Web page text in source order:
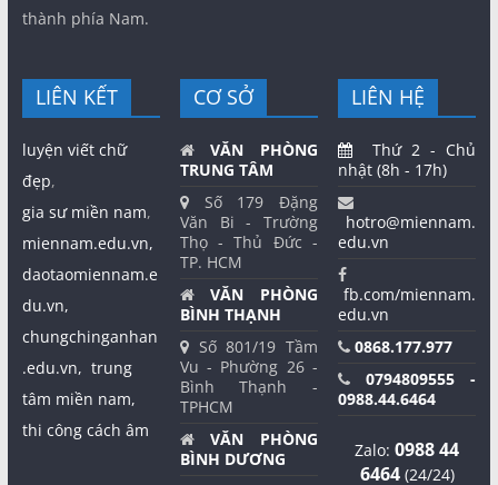
thành phía Nam.
LIÊN KẾT
luyện viết chữ
đẹp,
gia sư miền nam,
miennam.edu.vn,
daotaomiennam.e
du.vn,
chungchinganhan
.edu.vn, trung
tâm miền nam,
thi công cách âm
CƠ SỞ
VĂN PHÒNG
TRUNG TÂM
Số 179 Đặng
Văn Bi - Trường
Thọ - Thủ Đức -
TP. HCM
VĂN PHÒNG
BÌNH THẠNH
Số 801/19 Tầm
Vu - Phường 26 -
Bình Thạnh -
TPHCM
VĂN PHÒNG
BÌNH DƯƠNG
LIÊN HỆ
Thứ 2 - Chủ
nhật (8h - 17h)
hotro@miennam.
edu.vn
fb.com/miennam.
edu.vn
0868.177.977
0794809555 -
0988.44.6464
Zalo:0988 44
6464(24/24)